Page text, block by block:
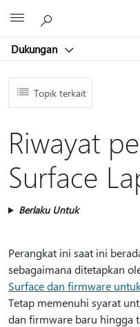
Dukungan
Topik terkait
Riwayat
Surface
Berlaku Untuk
Perangkat ini saat ini
sebagaimana ditetapkan
Surface dan firmware
Tetap memenuhi syarat
dan firmware baru hingga